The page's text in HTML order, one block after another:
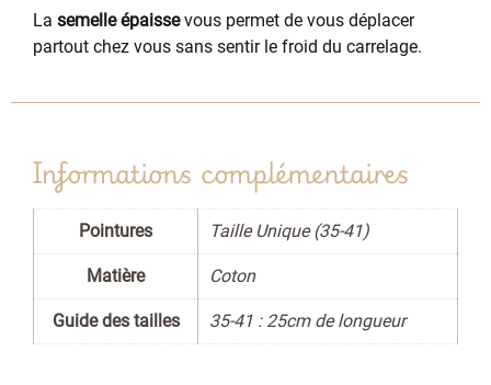
La semelle épaissevous permet de vous déplacer
partout chez vous sans sentir le froid du carrelage.
Informations complémentaires
Pointures Taille Unique (35-41)
Matière Coton
Guide des tailles 35-41 : 25cm de longueur